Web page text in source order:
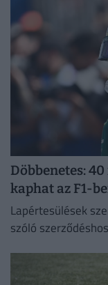
Döbbenetes:
kaphat az F1-
Lapértesülések
szóló